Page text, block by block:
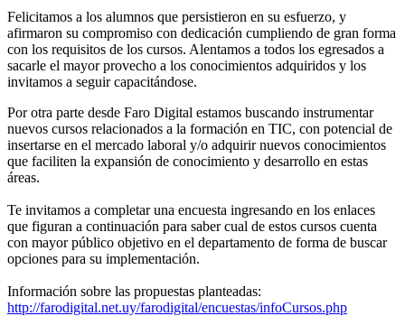
Felicitamos a los alumnos que persistieron en su esfuerzo, y
afirmaron su compromiso con dedicación cumpliendo de gran forma
con los requisitos de los cursos. Alentamos a todos los egresados a
sacarle el mayor provecho a los conocimientos adquiridos y los
invitamos a seguir capacitándose.
Por otra parte desde Faro Digital estamos buscando instrumentar
nuevos cursos relacionados a la formación en TIC, con potencial de
insertarse en el mercado laboral y/o adquirir nuevos conocimientos
que faciliten la expansión de conocimiento y desarrollo en estas
áreas.
Te invitamos a completar una encuesta ingresando en los enlaces
que figuran a continuación para saber cual de estos cursos cuenta
con mayor público objetivo en el departamento de forma de buscar
opciones para su implementación.
Información sobre las propuestas planteadas:
http://farodigital.net.uy/farodigital/encuestas/infoCursos.php